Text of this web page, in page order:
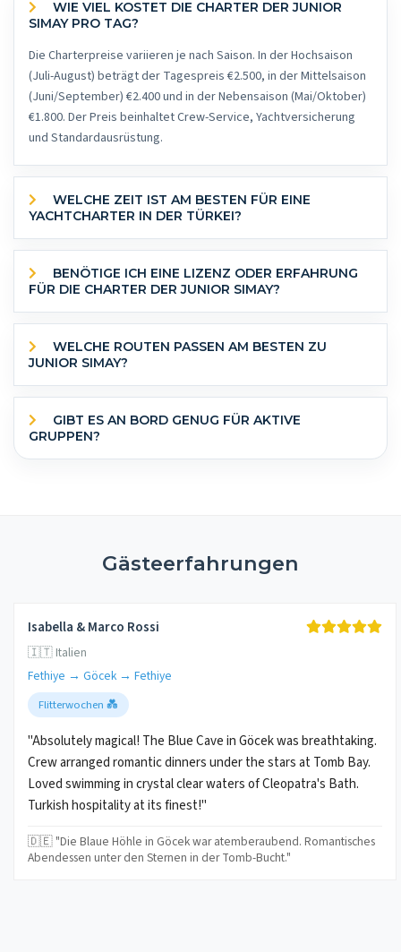
SIMAY PRO TAG?
Die Charterpreise variieren je nach Saison. In der Hochsaison
(Juli-August) beträgt der Tagespreis €2.500, in der Mittelsaison
(Juni/September) €2.400 und in der Nebensaison (Mai/Oktober)
€1.800. Der Preis beinhaltet Crew-Service, Yachtversicherung
und Standardausrüstung.
YACHTCHARTER IN DER TÜRKEI?
FÜR DIE CHARTER DER JUNIOR SIMAY?
JUNIOR SIMAY?
GRUPPEN?
Gästeerfahrungen
Isabella & Marco Rossi
🇮🇹 Italien
Fethiye → Göcek → Fethiye
Flitterwochen 💑
"Absolutely magical! The Blue Cave in Göcek was breathtaking.
Crew arranged romantic dinners under the stars at Tomb Bay.
Loved swimming in crystal clear waters of Cleopatra's Bath.
Turkish hospitality at its finest!"
🇩🇪 "Die Blaue Höhle in Göcek war atemberaubend. Romantisches
Abendessen unter den Sternen in der Tomb-Bucht."